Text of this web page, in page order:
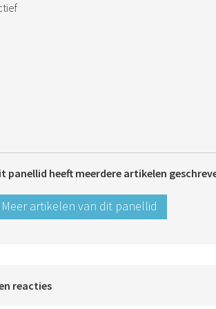
panellid heeft meerdere artikelen
Meer artikelen van dit panellid
reacties